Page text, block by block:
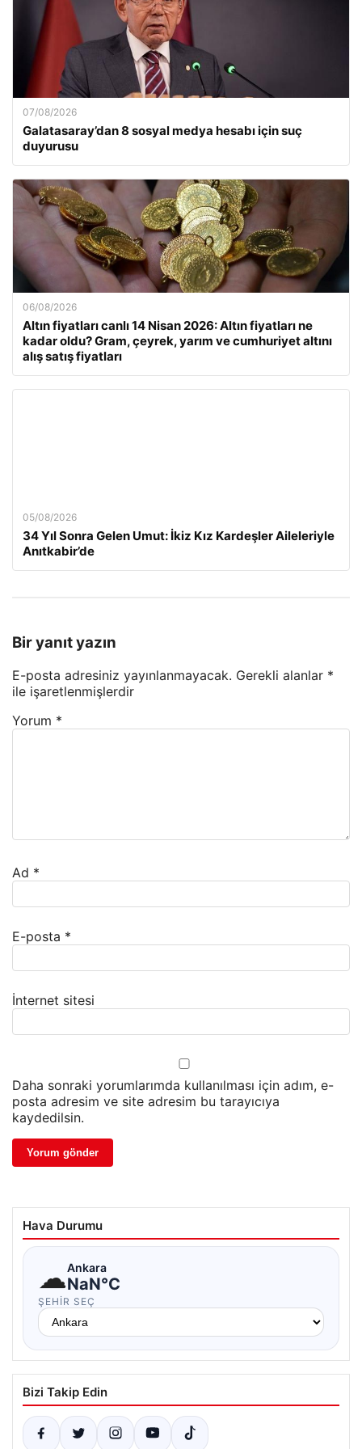
07/08/2026
Galatasaray’dan 8 sosyal medya hesabı için suç
duyurusu
06/08/2026
Altın fiyatları canlı 14 Nisan 2026: Altın fiyatları ne
kadar oldu? Gram, çeyrek, yarım ve cumhuriyet altını
alış satış fiyatları
05/08/2026
34 Yıl Sonra Gelen Umut: İkiz Kız Kardeşler Aileleriyle
Anıtkabir’de
Bir yanıt yazın
E-posta adresiniz yayınlanmayacak. Gerekli alanlar *
ile işaretlenmişlerdir
Yorum *
Ad *
E-posta *
İnternet sitesi
Daha sonraki yorumlarımda kullanılması için adım, e-
posta adresim ve site adresim bu tarayıcıya
kaydedilsin.
Hava Durumu
☁Ankara
NaN°C
ŞEHIR SEÇ
Bizi Takip Edin